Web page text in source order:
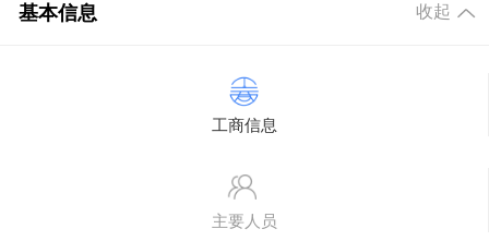
基本信息 收起
工商信息
主要人员